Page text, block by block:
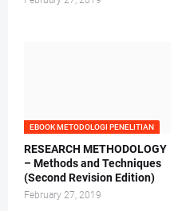
EBOOK METODOLOGI PENELITIAN
RESEARCH METHODOLOGY
– Methods and Techniques
(Second Revision Edition)
February 27, 2019